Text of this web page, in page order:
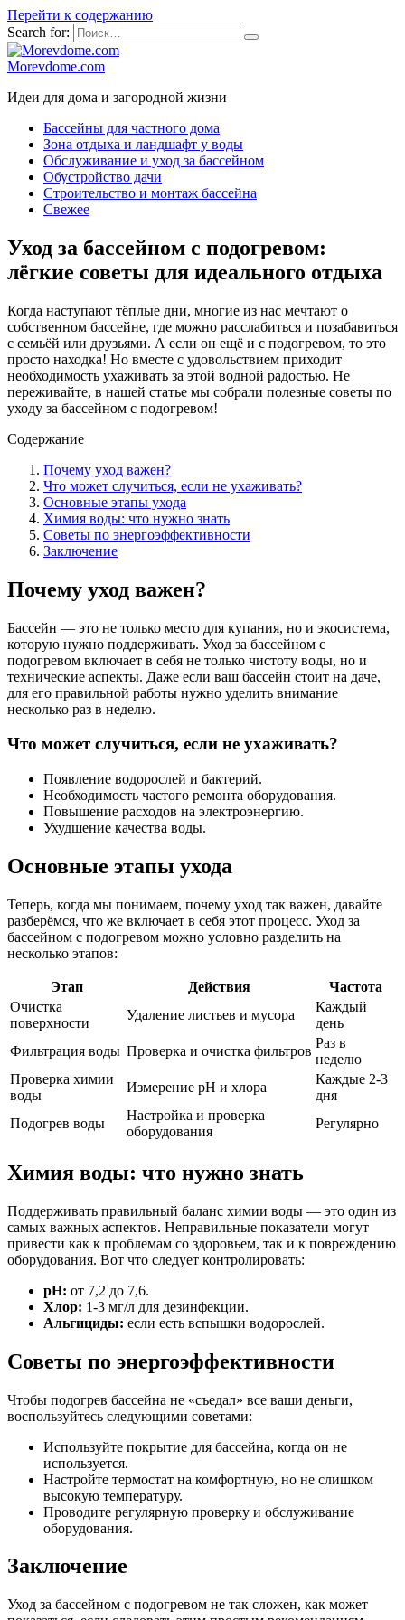
Перейти к содержанию
Search for:
Morevdome.com
Идеи для дома и загородной жизни
Бассейны для частного дома
Зона отдыха и ландшафт у воды
Обслуживание и уход за бассейном
Обустройство дачи
Строительство и монтаж бассейна
Свежее
Уход за бассейном с подогревом:
лёгкие советы для идеального отдыха
Когда наступают тёплые дни, многие из нас мечтают о
собственном бассейне, где можно расслабиться и позабавиться
с семьёй или друзьями. А если он ещё и с подогревом, то это
просто находка! Но вместе с удовольствием приходит
необходимость ухаживать за этой водной радостью. Не
переживайте, в нашей статье мы собрали полезные советы по
уходу за бассейном с подогревом!
Содержание
Почему уход важен?
Что может случиться, если не ухаживать?
Основные этапы ухода
Химия воды: что нужно знать
Советы по энергоэффективности
Заключение
Почему уход важен?
Бассейн — это не только место для купания, но и экосистема,
которую нужно поддерживать. Уход за бассейном с
подогревом включает в себя не только чистоту воды, но и
технические аспекты. Даже если ваш бассейн стоит на даче,
для его правильной работы нужно уделить внимание
несколько раз в неделю.
Что может случиться, если не ухаживать?
Появление водорослей и бактерий.
Необходимость частого ремонта оборудования.
Повышение расходов на электроэнергию.
Ухудшение качества воды.
Основные этапы ухода
Теперь, когда мы понимаем, почему уход так важен, давайте
разберёмся, что же включает в себя этот процесс. Уход за
бассейном с подогревом можно условно разделить на
несколько этапов:
Этап Действия
Частота
Очистка
поверхности
Удаление листьев и мусора
Каждый
день
Фильтрация воды Проверка и очистка фильтров
Раз в
неделю
Проверка химии
воды
Измерение pH и хлора
Каждые 2-3
дня
Подогрев воды
Настройка и проверка
оборудования
Регулярно
Химия воды: что нужно знать
Поддерживать правильный баланс химии воды — это один из
самых важных аспектов. Неправильные показатели могут
привести как к проблемам со здоровьем, так и к повреждению
оборудования. Вот что следует контролировать:
pH: от 7,2 до 7,6.
Хлор: 1-3 мг/л для дезинфекции.
Альгициды: если есть вспышки водорослей.
Советы по энергоэффективности
Чтобы подогрев бассейна не «съедал» все ваши деньги,
воспользуйтесь следующими советами:
Используйте покрытие для бассейна, когда он не
используется.
Настройте термостат на комфортную, но не слишком
высокую температуру.
Проводите регулярную проверку и обслуживание
оборудования.
Заключение
Уход за бассейном с подогревом не так сложен, как может